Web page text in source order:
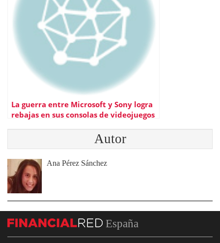
La guerra entre Microsoft y Sony logra
rebajas en sus consolas de videojuegos
Autor
Ana Pérez Sánchez
España